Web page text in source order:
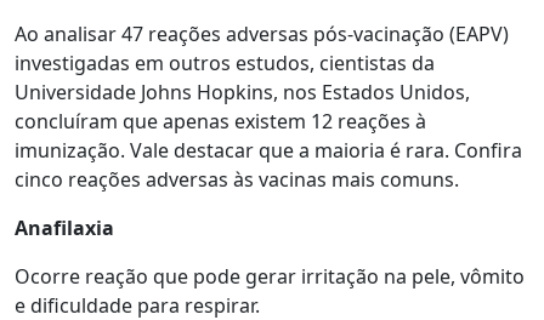
Ao analisar 47 reações adversas pós-vacinação (EAPV)
investigadas em outros estudos, cientistas da
Universidade Johns Hopkins, nos Estados Unidos,
concluíram que apenas existem 12 reações à
imunização. Vale destacar que a maioria é rara. Confira
cinco reações adversas às vacinas mais comuns.
Anafilaxia
Ocorre reação que pode gerar irritação na pele, vômito
e dificuldade para respirar.